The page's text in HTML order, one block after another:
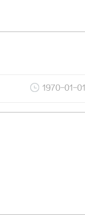
1970-01-01